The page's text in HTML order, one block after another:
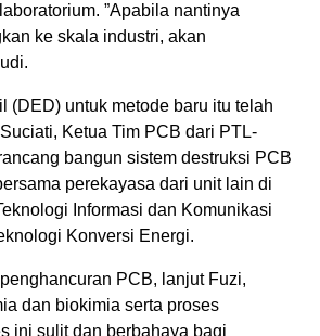
”Apabila nantinya
ke skala industri, akan
(DED) untuk metode baru itu telah
Ketua Tim PCB dari PTL-
bangun sistem destruksi PCB
perekayasa dari unit lain di
Informasi dan Komunikasi
Konversi Energi.
PCB, lanjut Fuzi,
dan biokimia serta proses
ini sulit dan berbahaya bagi